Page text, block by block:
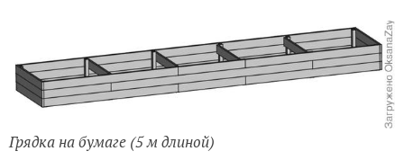
Грядка на бумаге (5 м длиной)